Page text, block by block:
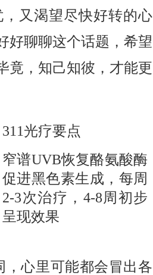
又渴望尽快好转的心
好聊聊这个话题，希望
竟，知己知彼，才能更
311光疗要点
窄谱UVB恢复酪氨酸酶
促进黑色素生成，每周
2-3次治疗，4-8周初步
呈现效果
，心里可能都会冒出各